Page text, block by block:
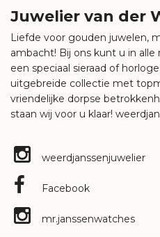
Juwelier van der
Liefde voor gouden juwelen,
ambacht! Bij ons kunt u in alle
een speciaal sieraad of
uitgebreide collectie met
vriendelijke dorpse
staan wij voor u klaar!
weerdjanssenjuwelier
Facebook
mr.janssenwatches